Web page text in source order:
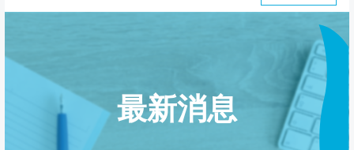
最新消息